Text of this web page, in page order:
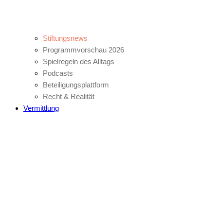
Stiftungsnews
Programmvorschau 2026
Spielregeln des Alltags
Podcasts
Beteiligungsplattform
Recht & Realität
Vermittlung